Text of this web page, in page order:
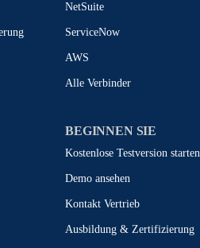
NetSuite
ServiceNow
AWS
Alle Verbinder
BEGINNEN SIE
Kostenlose Testversion starten
Demo ansehen
Kontakt Vertrieb
Ausbildung & Zertifizierung